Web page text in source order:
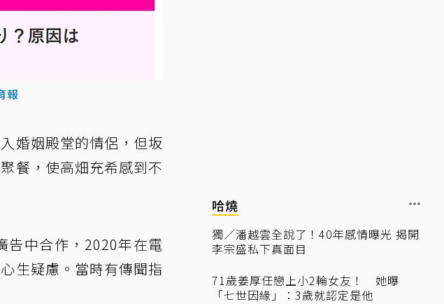
報
婚姻殿堂的情侶，但坂
餐，使高畑充希感到不
告中合作，2020年在電
生疑慮。當時有傳聞指
哈燒
獨／潘越雲全說了！40年感情曝光 揭開
李宗盛私下真面目
71歲姜厚任戀上小2輪女友！ 她曝
「七世因緣」：3歲就認定是他